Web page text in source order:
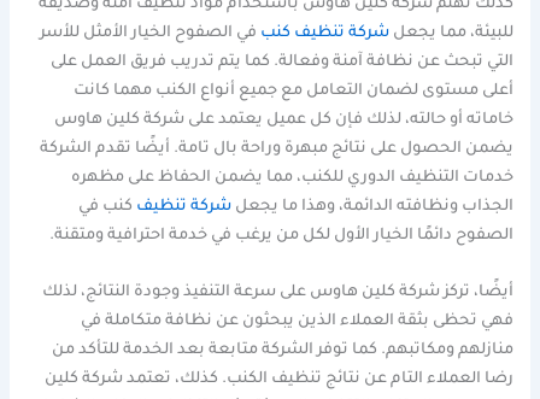
كذلك تهتم شركة كلين هاوس باستخدام مواد تنظيف آمنة وصديقة
للبيئة، مما يجعلشركة تنظيف كنب في الصفوح الخيار الأمثل للأسر
التي تبحث عن نظافة آمنة وفعالة. كما يتم تدريب فريق العمل على
أعلى مستوى لضمان التعامل مع جميع أنواع الكنب مهما كانت
خاماته أو حالته، لذلك فإن كل عميل يعتمد على شركة كلين هاوس
يضمن الحصول على نتائج مبهرة وراحة بال تامة. أيضًا تقدم الشركة
خدمات التنظيف الدوري للكنب، مما يضمن الحفاظ على مظهره
الجذاب ونظافته الدائمة، وهذا ما يجعلشركة تنظيف كنب في
الصفوح دائمًا الخيار الأول لكل من يرغب في خدمة احترافية ومتقنة.
أيضًا، تركز شركة كلين هاوس على سرعة التنفيذ وجودة النتائج، لذلك
فهي تحظى بثقة العملاء الذين يبحثون عن نظافة متكاملة في
منازلهم ومكاتبهم. كما توفر الشركة متابعة بعد الخدمة للتأكد من
رضا العملاء التام عن نتائج تنظيف الكنب. كذلك، تعتمد شركة كلين